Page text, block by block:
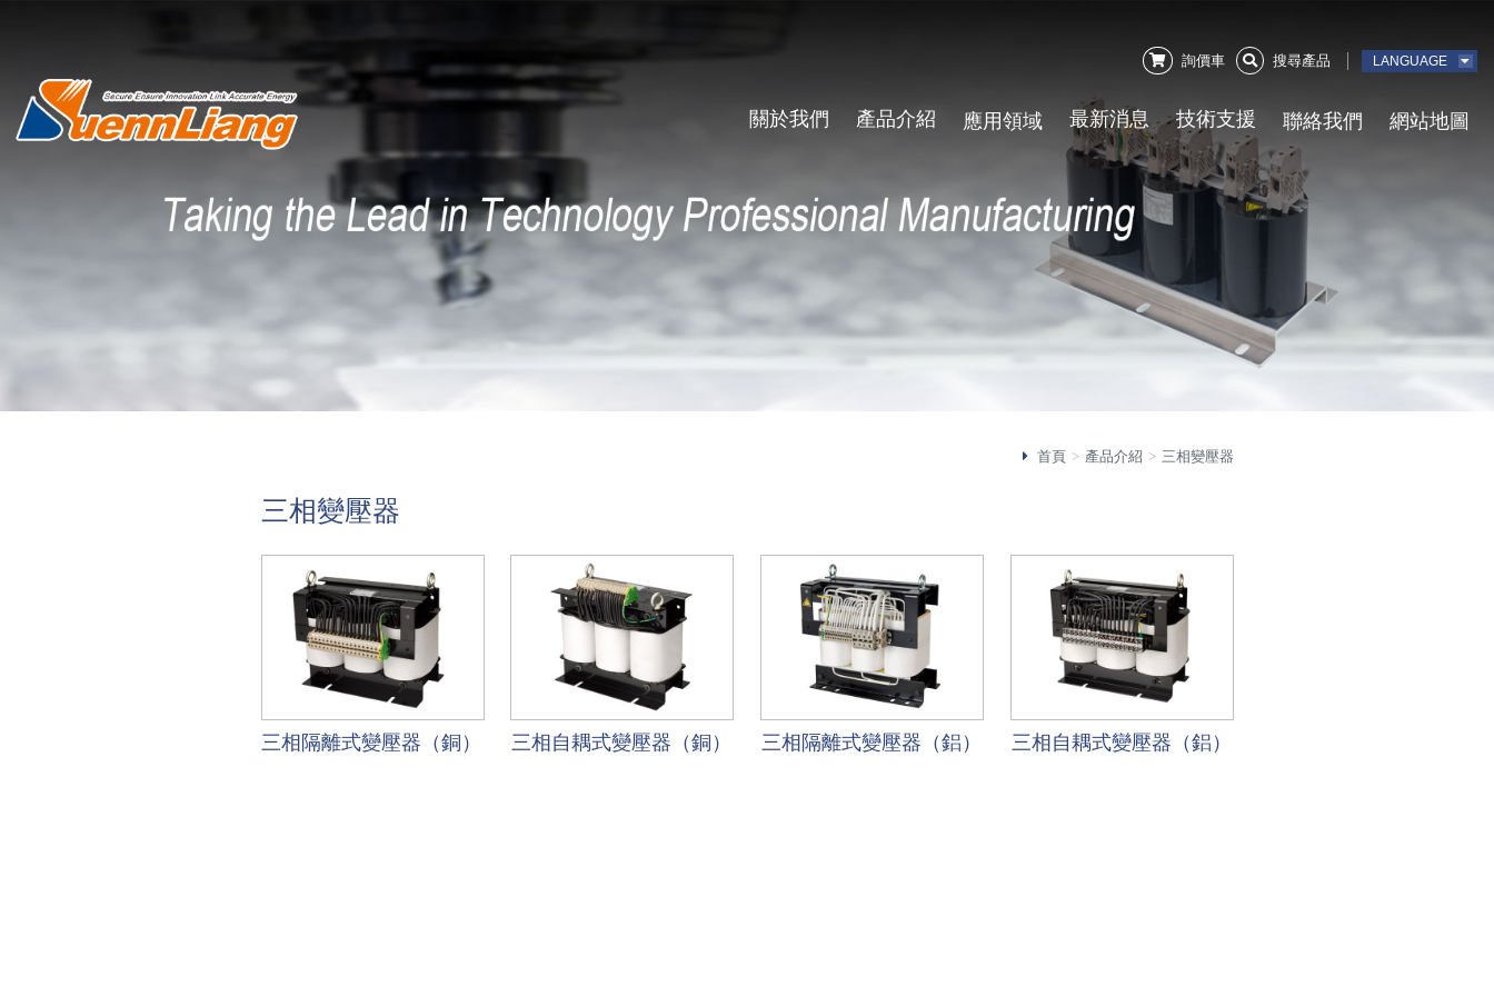
關於我們 產品介紹 應用領域 最新消息 技術支援 聯絡我們 網站地圖
詢價車 搜尋產品 LANGUAGE
首頁 產品介紹 三相變壓器
三相變壓器
三相隔離式變壓器（銅） 三相自耦式變壓器（銅） 三相隔離式變壓器（鋁） 三相自耦式變壓器（鋁）